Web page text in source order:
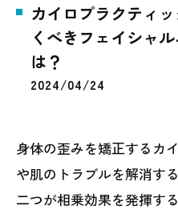
カイロプラクティ
くべきフェイシャ
は？
2024/04/24
身体の歪みを矯正するカ
や肌のトラブルを解消す
二つが相乗効果を発揮す